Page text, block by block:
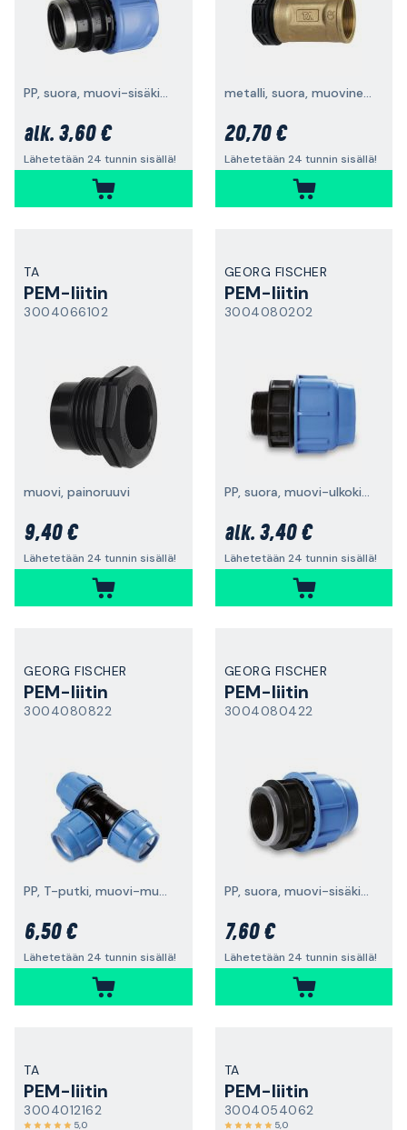
PP, suora, muovi-sisäkierre, kutistettu
alk. 3,60 €
Lähetetään 24 tunnin sisällä!
metalli, suora, muovinen sisäkierre
20,70 €
Lähetetään 24 tunnin sisällä!
TA
PEM-liitin
3004066102
muovi, painoruuvi
9,40 €
Lähetetään 24 tunnin sisällä!
GEORG FISCHER
PEM-liitin
3004080202
PP, suora, muovi-ulkokierre.
alk. 3,40 €
Lähetetään 24 tunnin sisällä!
GEORG FISCHER
PEM-liitin
3004080822
PP, T-putki, muovi-muovi-muovi
6,50 €
Lähetetään 24 tunnin sisällä!
GEORG FISCHER
PEM-liitin
3004080422
PP, suora, muovi-sisäkierre
7,60 €
Lähetetään 24 tunnin sisällä!
TA
PEM-liitin
3004012162
5,0
TA
PEM-liitin
3004054062
5,0